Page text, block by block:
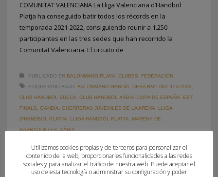
COMUNITAT VALENCIANA La Lliga Valenciana d’Handbol
Platja ha conseguido batir todos los récords en la
temporada 2021-2022, consiguiendo reunir a 1.250
participantes en las tres sedes que han recorrido la
Comunitat Valenciana. El circuito de
PUBLICADO EN BALONMANO PLAYA CLUBES
FEDERACION
ETIQUETADO BAJO: BALONMANO GANDÍA CESA BMP GALICIA 2022
CLUB HANDBOL SUECA
CLUB HANDBOL XÀBIA COPA DE ESPAÑA
EBT
FINALS
GANDIA GUERRERAS JUVENILES DE LA ARENA
LLIGA
D’HANDBOL PLATJA
LLIGA HANDBOL PLATJA
MARENY DE
BARRAQUETES
XÀBIA
Utilizamos cookies propias y de terceros para personalizar el
contenido de la web, proporcionarles funcionalidades a las redes
sociales y para analizar el tráfico de nuestra web. Puede aceptar el
uso de esta tecnología o administrar su configuración y poder